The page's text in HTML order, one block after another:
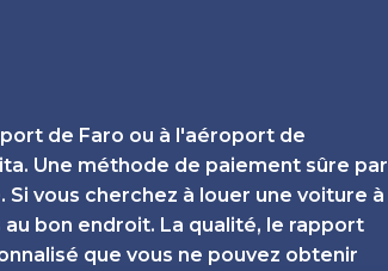
de Faro ou à l'aéroport de
Une méthode de paiement sûre par
vous cherchez à louer une voiture à
bon endroit. La qualité, le rapport
que vous ne pouvez obtenir